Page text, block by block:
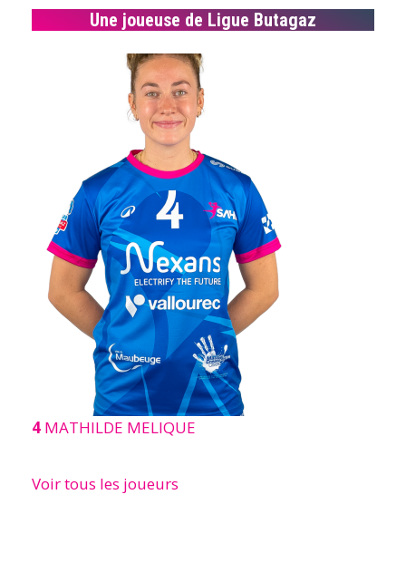
Une joueuse de Ligue Butagaz
4 MATHILDE MELIQUE
Voir tous les joueurs